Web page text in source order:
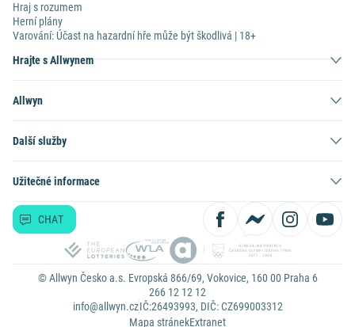
Hraj s rozumem
Herní plány
Varování: Účast na hazardní hře může být škodlivá | 18+
Hrajte s Allwynem
Allwyn
Další služby
Užitečné informace
CHAT
© Allwyn Česko a.s. Evropská 866/69, Vokovice, 160 00 Praha 6
266 12 12 12
info@allwyn.czIČ:26493993, DIČ: CZ699003312
Mapa stránekExtranet